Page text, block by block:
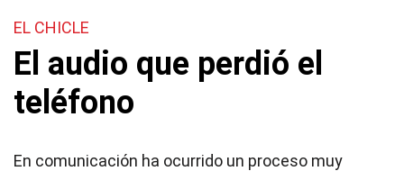
EL CHICLE
El audio que perdió el
teléfono
En comunicación ha ocurrido un proceso muy